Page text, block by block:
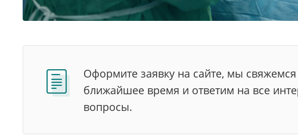
Оформите заявку на сайте, мы
ближайшее время и ответим на все
вопросы.